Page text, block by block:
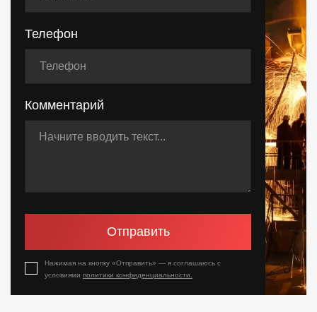
Телефон
Комментарий
Отправить
Нажимая на кнопку «Отправить» — я соглашаюсь с
условиями политики конфиденциальности.